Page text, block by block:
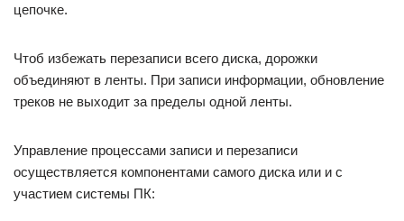
цепочке.
Чтоб избежать перезаписи всего диска, дорожки
объединяют в ленты. При записи информации, обновление
треков не выходит за пределы одной ленты.
Управление процессами записи и перезаписи
осуществляется компонентами самого диска или и с
участием системы ПК: